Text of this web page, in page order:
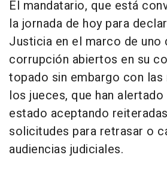
El mandatario, que está
la jornada de hoy para
Justicia en el marco de uno
corrupción abiertos en su
topado sin embargo con las
los jueces, que han alertado
estado aceptando
solicitudes para retrasar o
audiencias judiciales.